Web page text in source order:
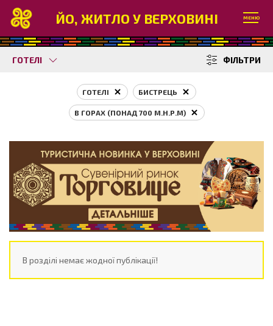
ЙО, ЖИТЛО У ВЕРХОВИНІ МЕНЮ
ГОТЕЛІ ФІЛЬТРИ
ГОТЕЛІ БИСТРЕЦЬ
В ГОРАХ (ПОНАД 700 М.Н.Р.М)
В розділі немає жодної публікації!